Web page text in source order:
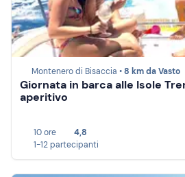
Montenero di Bisaccia •8 km da Vasto
Giornata in barca alle Isole
aperitivo
10 ore
4,8
1-12 partecipanti